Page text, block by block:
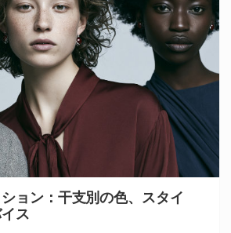
ョン：干支別の色、スタイ
ス